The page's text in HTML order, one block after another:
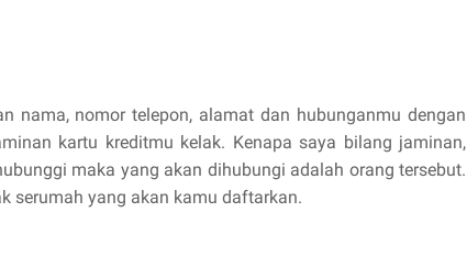
nama, nomor telepon, alamat dan hubunganmu dengan
kartu kreditmu kelak. Kenapa saya bilang jaminan,
maka yang akan dihubungi adalah orang tersebut.
serumah yang akan kamu daftarkan.